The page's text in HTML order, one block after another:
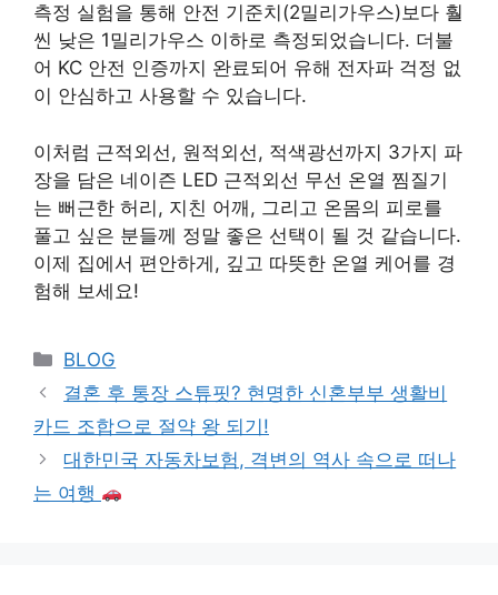
측정 실험을 통해 안전 기준치(2밀리가우스)보다 훨
씬 낮은 1밀리가우스 이하로 측정되었습니다. 더불
어 KC 안전 인증까지 완료되어 유해 전자파 걱정 없
이 안심하고 사용할 수 있습니다.
이처럼 근적외선, 원적외선, 적색광선까지 3가지 파
장을 담은 네이즌 LED 근적외선 무선 온열 찜질기
는 뻐근한 허리, 지친 어깨, 그리고 온몸의 피로를
풀고 싶은 분들께 정말 좋은 선택이 될 것 같습니다.
이제 집에서 편안하게, 깊고 따뜻한 온열 케어를 경
험해 보세요!
Categories
BLOG
결혼 후 통장 스튜핏? 현명한 신혼부부 생활비
카드 조합으로 절약 왕 되기!
대한민국 자동차보험, 격변의 역사 속으로 떠나
는 여행